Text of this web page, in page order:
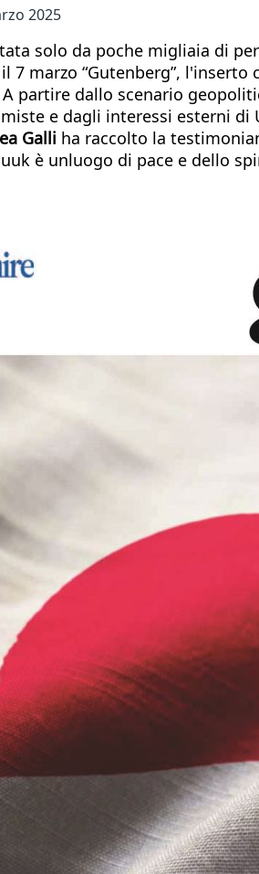
2025
solo da poche migliaia di
7 marzo “Gutenberg”,
partire dallo scenario
e dagli interessi esterni di
Galli ha raccolto la
è unluogo di pace e dello